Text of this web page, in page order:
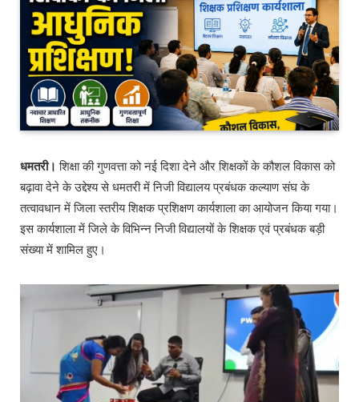
धमतरी। शिक्षा की गुणवत्ता को नई दिशा देने और शिक्षकों के कौशल विकास को
बढ़ावा देने के उद्देश्य से धमतरी में निजी विद्यालय प्रबंधक कल्याण संघ के
तत्वावधान में जिला स्तरीय शिक्षक प्रशिक्षण कार्यशाला का आयोजन किया गया।
इस कार्यशाला में जिले के विभिन्न निजी विद्यालयों के शिक्षक एवं प्रबंधक बड़ी
संख्या में शामिल हुए।